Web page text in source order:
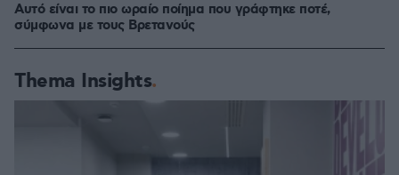
Αυτό είναι το πιο ωραίο ποίημα που γράφτηκε ποτέ,
σύμφωνα με τους Βρετανούς
Thema Insights